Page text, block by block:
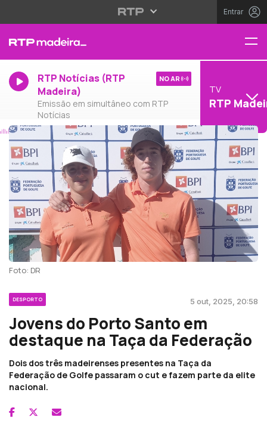
Entrar
RTP Notícias (RTP
Madeira)
Emissão em simultâneo com RTP
Notícias
NO AR
TV
RTP
Foto: DR
DESPORTO 5 out, 2025, 20:58
Jovens do Porto Santo em
destaque na Taça da Federação
Dois dos três madeirenses presentes na Taça da
Federação de Golfe passaram o cut e fazem parte da elite
nacional.